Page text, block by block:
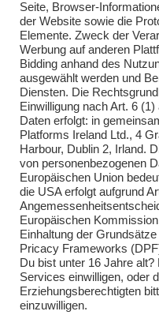
Impressum
Impressum
Kontakt
Kontakt
Brandsicherheitswache
Seite, Browser-
der Website sowie die
Elemente. Zweck der
Werbung auf anderen
Bidding anhand des
ausgewählt werden und
Diensten. Die
Einwilligung nach Art. 6
Daten erfolgt: in
Platforms Ireland Ltd., 4
Harbour, Dublin 2, Irland.
von personenbezogenen
Europäischen Union
die USA erfolgt aufgrund
Europäischen
Einhaltung der
Pricacy Frameworks
Du bist unter 16 Jahre
Services einwilligen, oder
Erziehungsberechtigten
einzuwilligen.